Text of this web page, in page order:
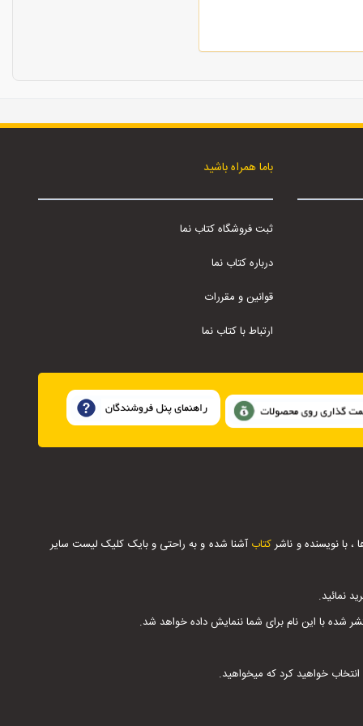
باما همراه باشید
ثبت فروشگاه کتاب نما
درباره کتاب نما
قوانین و مقررات
ارتباط با کتاب نما
با نویسنده و ناشرکتابآشنا شده و به راحتی و بایک کلیک لیست سایر
نمائید.
شده با این نام برای شما ننمایش داده خواهد شد.
خواهید کرد که میخواهید.